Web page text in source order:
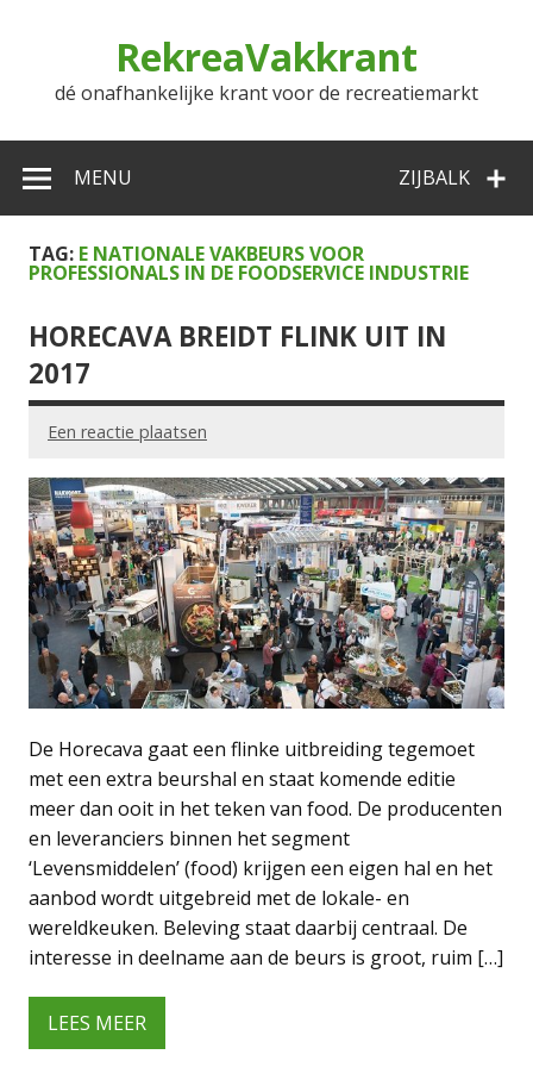
RekreaVakkrant
dé onafhankelijke krant voor de recreatiemarkt
ZIJBALK
MENU
TAG: E NATIONALE VAKBEURS VOOR
PROFESSIONALS IN DE FOODSERVICE INDUSTRIE
HORECAVA BREIDT FLINK UIT IN
2017
Een reactie plaatsen
De Horecava gaat een flinke uitbreiding tegemoet
met een extra beurshal en staat komende editie
meer dan ooit in het teken van food. De producenten
en leveranciers binnen het segment
‘Levensmiddelen’ (food) krijgen een eigen hal en het
aanbod wordt uitgebreid met de lokale- en
wereldkeuken. Beleving staat daarbij centraal. De
interesse in deelname aan de beurs is groot, ruim […]
LEES MEER